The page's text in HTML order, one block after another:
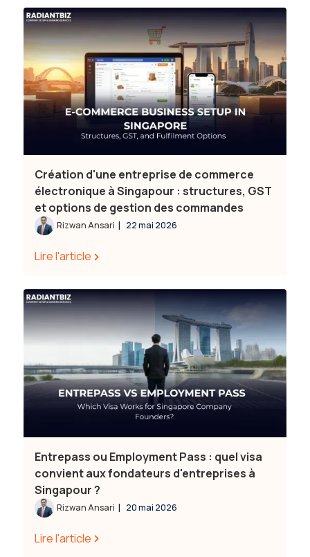
Création d'une entreprise de commerce
électronique à Singapour : structures, GST
et options de gestion des commandes
Rizwan Ansari | 22 mai 2026
Lire l'article
Entrepass ou Employment Pass : quel visa
convient aux fondateurs d'entreprises à
Singapour ?
Rizwan Ansari | 20 mai 2026
Lire l'article